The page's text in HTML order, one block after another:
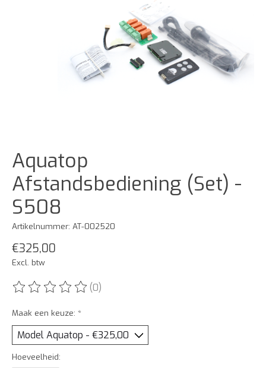
Aquatop
Afstandsbediening (Set) -
S508
Artikelnummer: AT-002520
€325,00
Excl. btw
De beoordeling van dit product is
(0)
Maak een keuze: *
Hoeveelheid: